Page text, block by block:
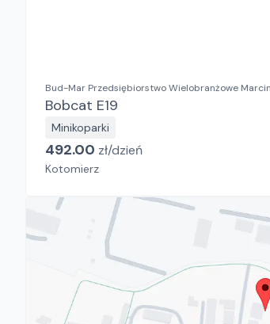
Bud-Mar Przedsiębiorstwo Wielobranżowe
Bobcat E19
Minikoparki
492.00 zł/dzień
Kotomierz